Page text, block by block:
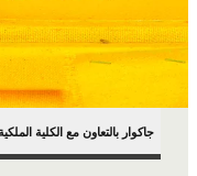
جاكوار بالتعاون مع الكلية